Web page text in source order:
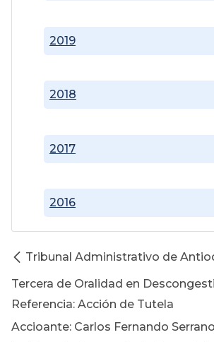
2016
2017
2018
2019
Tribunal Administrativo de
Tercera de Oralidad en
Referencia: Acción de Tutela
Accioante: Carlos Fernando